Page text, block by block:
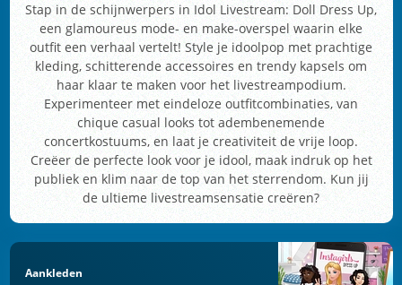
Stap in de schijnwerpers in Idol Livestream: Doll Dress Up,
een glamoureus mode- en make-overspel waarin elke
outfit een verhaal vertelt! Style je idoolpop met prachtige
kleding, schitterende accessoires en trendy kapsels om
haar klaar te maken voor het livestreampodium.
Experimenteer met eindeloze outfitcombinaties, van
chique casual looks tot adembenemende
concertkostuums, en laat je creativiteit de vrije loop.
Creëer de perfecte look voor je idool, maak indruk op het
publiek en klim naar de top van het sterrendom. Kun jij
de ultieme livestreamsensatie creëren?
Aankleden